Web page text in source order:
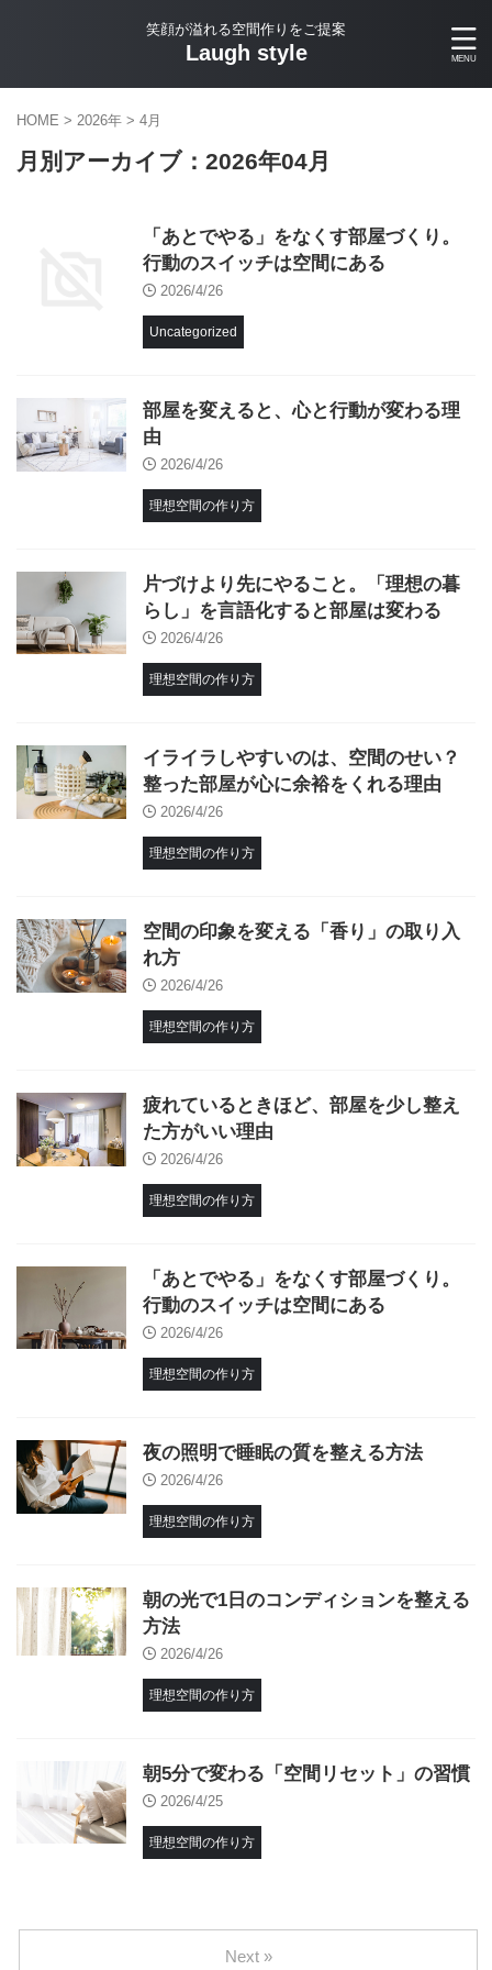
笑顔が溢れる空間作りをご提案
Laugh style
HOME > 2026年 > 4月
月別アーカイブ：2026年04月
「あとでやる」をなくす部屋づくり。
行動のスイッチは空間にある
2026/4/26
Uncategorized
部屋を変えると、心と行動が変わる理
由
2026/4/26
理想空間の作り方
片づけより先にやること。「理想の暮
らし」を言語化すると部屋は変わる
2026/4/26
理想空間の作り方
イライラしやすいのは、空間のせい？
整った部屋が心に余裕をくれる理由
2026/4/26
理想空間の作り方
空間の印象を変える「香り」の取り入
れ方
2026/4/26
理想空間の作り方
疲れているときほど、部屋を少し整え
た方がいい理由
2026/4/26
理想空間の作り方
「あとでやる」をなくす部屋づくり。
行動のスイッチは空間にある
2026/4/26
理想空間の作り方
夜の照明で睡眠の質を整える方法
2026/4/26
理想空間の作り方
朝の光で1日のコンディションを整える
方法
2026/4/26
理想空間の作り方
朝5分で変わる「空間リセット」の習慣
2026/4/25
理想空間の作り方
Next »